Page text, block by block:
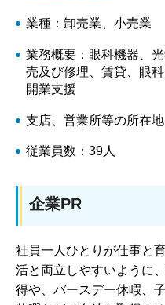
業種：卸売業、小売業
業務概要：眼科機器、
売及び修理、賃貸、眼
開業支援
支店、営業所等の所在
従業員数：39人
企業PR
社員一人ひとりが仕事と
活と両立しやすいように
得や、バースデー休暇、